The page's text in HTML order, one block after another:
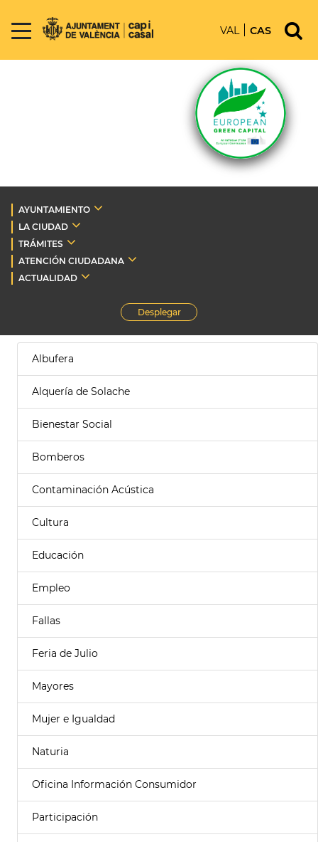
VAL CAS
AYUNTAMIENTO
LA CIUDAD
TRÁMITES
ATENCIÓN CIUDADANA
ACTUALIDAD
Desplegar
Albufera
Alquería de Solache
Bienestar Social
Bomberos
Contaminación Acústica
Cultura
Educación
Empleo
Fallas
Feria de Julio
Mayores
Mujer e Igualdad
Naturia
Oficina Información Consumidor
Participación